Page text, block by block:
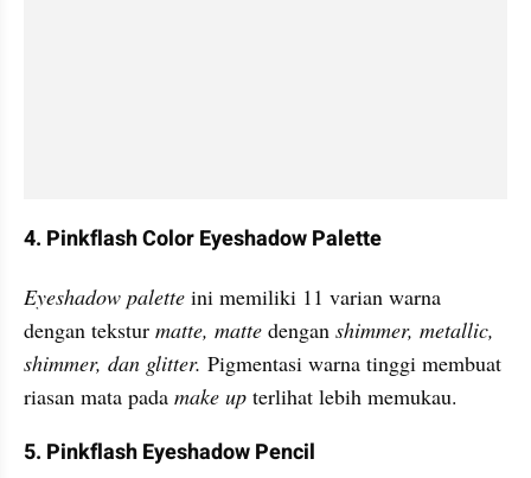
4. Pinkflash Color Eyeshadow Palette
Eyeshadow palette ini memiliki 11 varian warna
dengan tekstur matte, matte dengan shimmer, metallic,
shimmer, dan glitter. Pigmentasi warna tinggi membuat
riasan mata pada make up terlihat lebih memukau.
5. Pinkflash Eyeshadow Pencil